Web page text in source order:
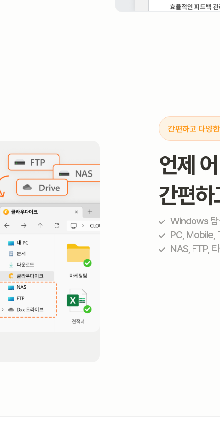
간편하고 다양
언제
간편
Windows 탐
PC, Mobile,
NAS, FTP,